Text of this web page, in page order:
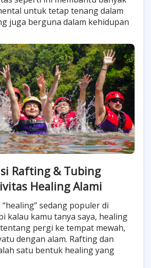
untuk tetap tenang dalam
juga berguna dalam kehidupan
Rafting & Tubing
Healing Alami
sedang populer di
kalau kamu tanya saya, healing
pergi ke tempat mewah,
dengan alam. Rafting dan
satu bentuk healing yang